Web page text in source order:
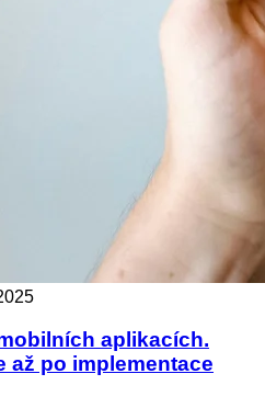
aplikacích.
až po implementace